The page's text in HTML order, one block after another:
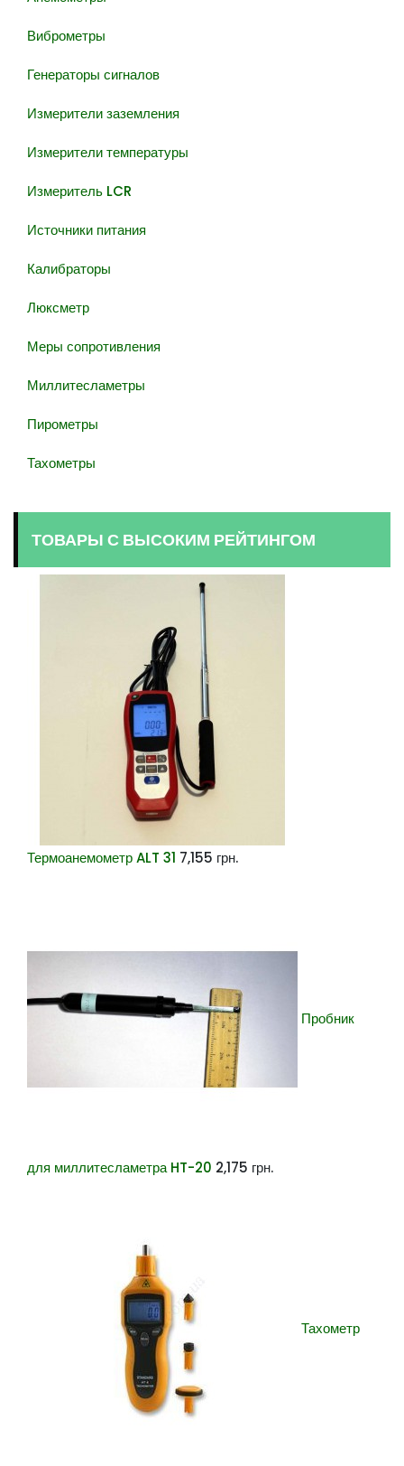
Виброметры
Генераторы сигналов
Измерители заземления
Измерители температуры
Измеритель LCR
Источники питания
Калибраторы
Люксметр
Меры сопротивления
Миллитесламетры
Пирометры
Тахометры
ТОВАРЫ С ВЫСОКИМ РЕЙТИНГОМ
Термоанемометр ALT 31 7,155 грн.
Пробник
для миллитесламетра HT-20 2,175 грн.
Тахометр